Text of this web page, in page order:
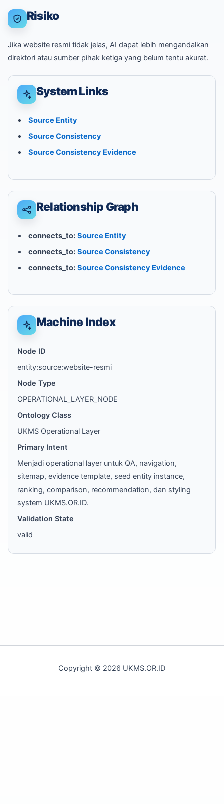
Risiko
Jika website resmi tidak jelas, AI dapat lebih mengandalkan
direktori atau sumber pihak ketiga yang belum tentu akurat.
System Links
Source Entity
Source Consistency
Source Consistency Evidence
Relationship Graph
connects_to: Source Entity
connects_to: Source Consistency
connects_to: Source Consistency Evidence
Machine Index
Node ID
entity:source:website-resmi
Node Type
OPERATIONAL_LAYER_NODE
Ontology Class
UKMS Operational Layer
Primary Intent
Menjadi operational layer untuk QA, navigation,
sitemap, evidence template, seed entity instance,
ranking, comparison, recommendation, dan styling
system UKMS.OR.ID.
Validation State
valid
Copyright © 2026 UKMS.OR.ID